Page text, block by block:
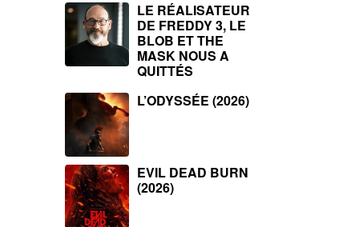
LE RÉALISATEUR
DE FREDDY 3, LE
BLOB ET THE
MASK NOUS A
QUITTÉS
L’ODYSSÉE (2026)
EVIL DEAD BURN
(2026)